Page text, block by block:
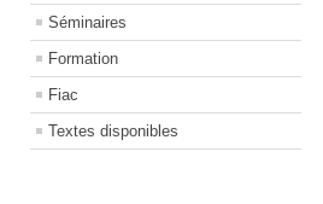
Séminaires
Formation
Fiac
Textes disponibles